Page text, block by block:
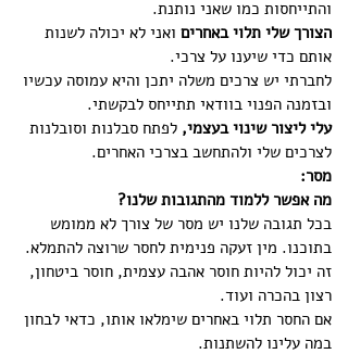
והתייחסות כמו שאני נותנת.
הצורך שלי תלוי באחרים ואני לא יכולה לשנות
אותם כדי שיענו על צרכי.
לחברתי יש צרכים משלה יתכן והיא עמוסה עכשיו
ובזמנה הפנוי בוודאי תתייחס לבקשתי.
עלי ליצור שינוי בעצמי, לפתח סבלנות וסובלנות
לצרכים שלי ולהתחשב בצרכי האחרים.
מסר:
מה אפשר ללמוד מהתגובות שלנו?
בכל תגובה שלנו יש מסר של צורך לא ממומש
בתוכנו. מין זעקה פנימית לחסר שרוצה להתמלא.
זה יכול להיות חוסר אהבה עצמית, חוסר ביטחון,
רצון בהכרה ועוד.
אם החסר תלוי באחרים שימלאו אותו, כדאי לבחון
במה עלינו להשתנות.